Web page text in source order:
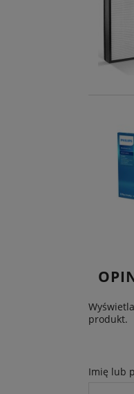
produkt.
Imię lub